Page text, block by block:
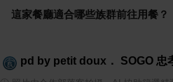
這家餐廳適合哪些族群前往用餐？
pd by petit doux． SOGO 忠